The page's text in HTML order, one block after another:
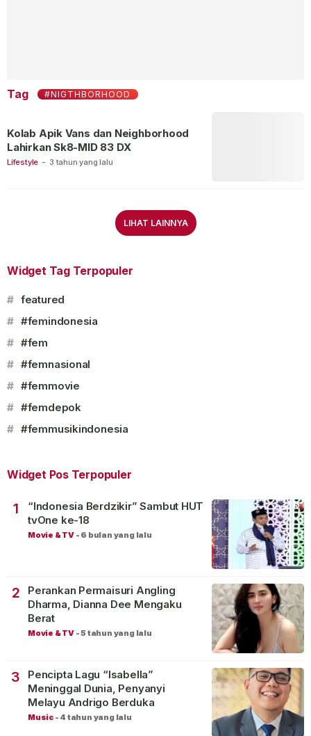
Tag #NIGTHBORHOOD
Lifestyle - 3 tahun yang lalu
Kolab Apik Vans dan Neighborhood
Lahirkan Sk8-MID 83 DX
LIHAT LAINNYA
Widget Tag Terpopuler
# featured
# #femindonesia
# #fem
# #femnasional
# #femmovie
# #femdepok
# #femmusikindonesia
Widget Pos Terpopuler
1
“Indonesia Berdzikir” Sambut HUT
tvOne ke-18
Movie & TV - 6 bulan yang lalu
2
Perankan Permaisuri Angling
Dharma, Dianna Dee Mengaku
Berat
Movie & TV -5 tahun yang lalu
3
Pencipta Lagu “Isabella”
Meninggal Dunia, Penyanyi
Melayu Andrigo Berduka
Music - 4 tahun yang lalu